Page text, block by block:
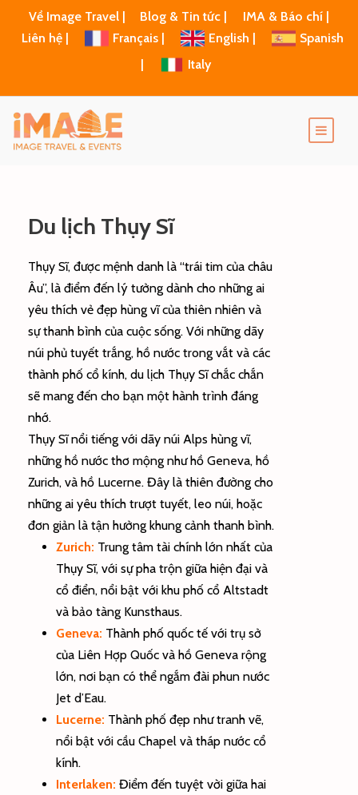
Về Image Travel | Blog & Tin tức |
IMA & Báo chí |
Liên hệ |
Français | English |
Spanish
Italy
Du lịch Thụy Sĩ
Thụy Sĩ, được mệnh danh là “trái tim của châu
Âu”, là điểm đến lý tưởng dành cho những ai
yêu thích vẻ đẹp hùng vĩ của thiên nhiên và
sự thanh bình của cuộc sống. Với những dãy
núi phủ tuyết trắng, hồ nước trong vắt và các
thành phố cổ kính, du lịch Thụy Sĩ chắc chắn
sẽ mang đến cho bạn một hành trình đáng
nhớ.
Thụy Sĩ nổi tiếng với dãy núi Alps hùng vĩ,
những hồ nước thơ mộng như hồ Geneva, hồ
Zurich, và hồ Lucerne. Đây là thiên đường cho
những ai yêu thích trượt tuyết, leo núi, hoặc
đơn giản là tận hưởng khung cảnh thanh bình.
Zurich: Trung tâm tài chính lớn nhất của
Thụy Sĩ, với sự pha trộn giữa hiện đại và
cổ điển, nổi bật với khu phố cổ Altstadt
và bảo tàng Kunsthaus.
Geneva: Thành phố quốc tế với trụ sở
của Liên Hợp Quốc và hồ Geneva rộng
lớn, nơi bạn có thể ngắm đài phun nước
Jet d’Eau.
Lucerne: Thành phố đẹp như tranh vẽ,
nổi bật với cầu Chapel và tháp nước cổ
kính.
Interlaken: Điểm đến tuyệt vời giữa hai